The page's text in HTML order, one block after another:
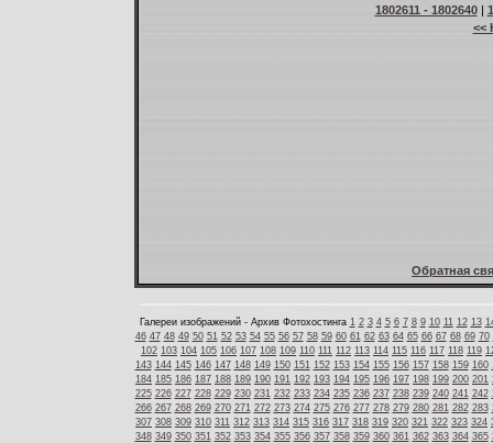
1802611 - 1802640|
<<
Обратная
Галереи изображений - Архив Фотохостинга 1 2 3 4 5 6 7 8 9 10 11 12 13
46 47 48 49 50 51 52 53 54 55 56 57 58 59 60 61 62 63 64 65 66 67 68 69 70
102 103 104 105 106 107 108 109 110 111 112 113 114 115 116 117 118 119
143 144 145 146 147 148 149 150 151 152 153 154 155 156 157 158 159 160
184 185 186 187 188 189 190 191 192 193 194 195 196 197 198 199 200 201
225 226 227 228 229 230 231 232 233 234 235 236 237 238 239 240 241 242
266 267 268 269 270 271 272 273 274 275 276 277 278 279 280 281 282 283
307 308 309 310 311 312 313 314 315 316 317 318 319 320 321 322 323 324
348 349 350 351 352 353 354 355 356 357 358 359 360 361 362 363 364 365